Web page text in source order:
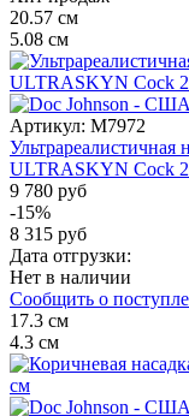
20.57 см
5.08 см
Артикул: M7972
Ультрареалистичная
ULTRASKYN Cock
9 780 руб
-15%
8 315 руб
Дата отгрузки:
Нет в наличии
Сообщить о
17.3 см
4.3 см